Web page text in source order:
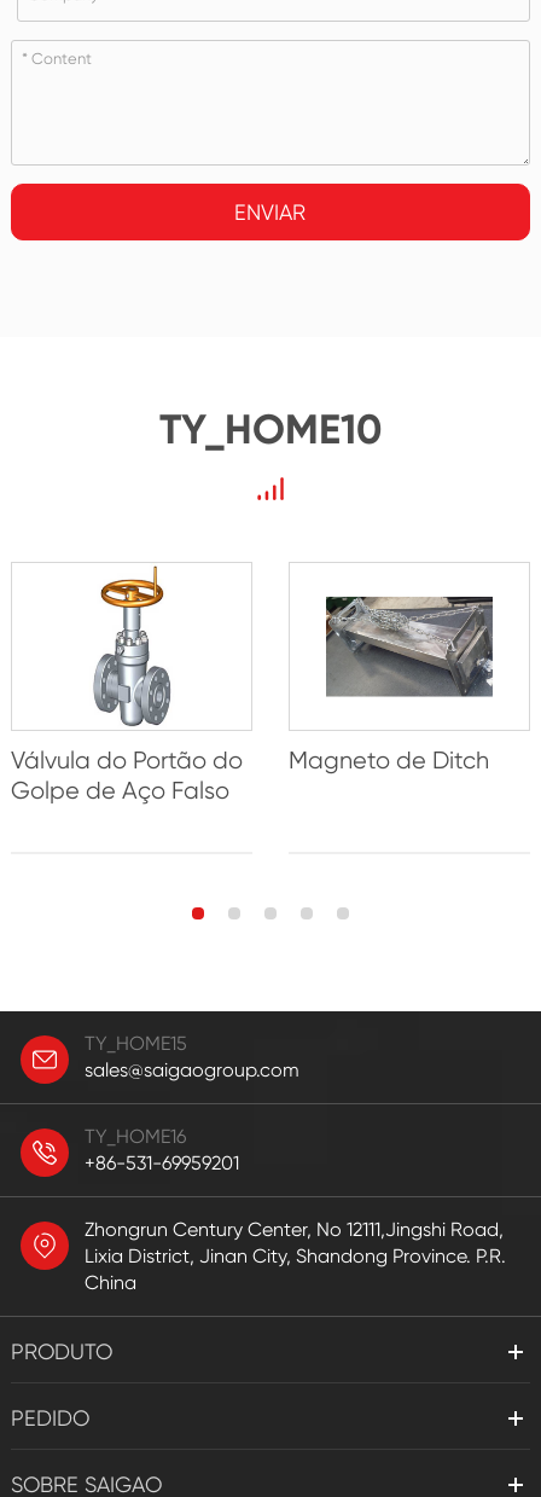
ENVIAR
TY_HOME10
Válvula do Portão do
Golpe de Aço Falso
Magneto de Ditch
TY_HOME15
sales@saigaogroup.com
TY_HOME16
+86-531-69959201
Zhongrun Century Center, No 12111,Jingshi Road,
Lixia District, Jinan City, Shandong Province. P.R.
China
PRODUTO
PEDIDO
SOBRE SAIGAO